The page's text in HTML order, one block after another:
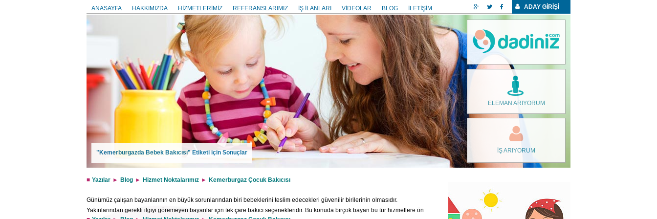
ADAY GİRİŞİ
ANASAYFA HAKKIMIZDA HİZMETLERİMİZ REFERANSLARIMIZ İŞ İLANLARI VİDEOLAR BLOG İLETİŞİM
ELEMAN ARIYORUM
İŞ ARIYORUM
"Kemerburgazda Bebek Bakıcısı" Etiketi için Sonuçlar
Yazılar Blog Hizmet Noktalarımız Kemerburgaz Çocuk Bakıcısı
Günümüz çalışan bayanlarının en büyük sorunlarından biri bebeklerini teslim edecekleri güvenilir birilerinin olmasıdır.
Yakınlarından gerekli ilgiyi göremeyen bayanlar için tek çare bakıcı seçenekleridir. Bu konuda birçok bayan bu tür hizmetlere ön